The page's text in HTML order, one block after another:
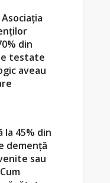
din
testate
aveau
la 45% din
demență
sau